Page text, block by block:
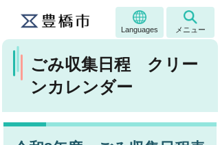
Languages メニュー
ごみ収集日程 クリー
ンカレンダー